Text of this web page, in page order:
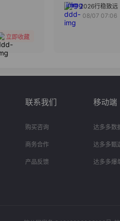
立即收藏
2026行稳致远
08/07 07:06
联系我们
购买咨询
商务合作
产品反馈
移动端
达多多数
达多多甄
达多多爆